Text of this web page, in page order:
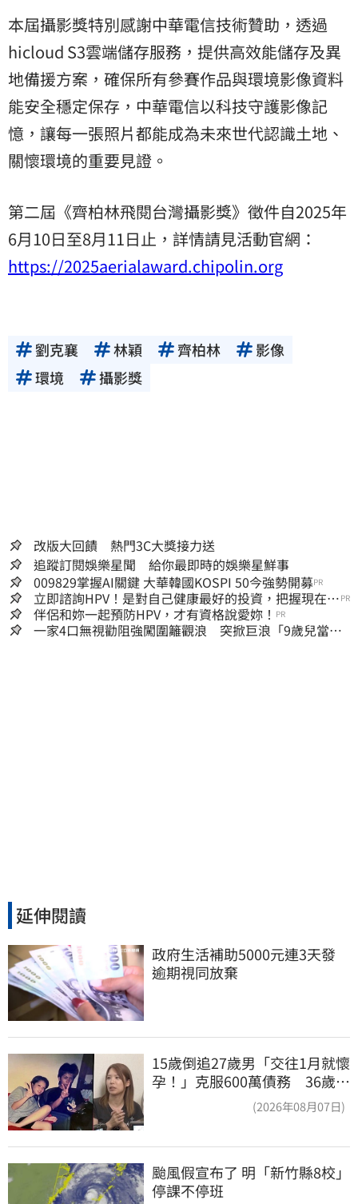
本屆攝影獎特別感謝中華電信技術贊助，透過
hicloud S3雲端儲存服務，提供高效能儲存及異
地備援方案，確保所有參賽作品與環境影像資料
能安全穩定保存，中華電信以科技守護影像記
憶，讓每一張照片都能成為未來世代認識土地、
關懷環境的重要見證。
第二屆《齊柏林飛閱台灣攝影獎》徵件自2025年
6月10日至8月11日止，詳情請見活動官網：
https://2025aerialaward.chipolin.org
劉克襄 林穎 齊柏林
影像
環境
攝影獎
改版大回饋 熱門3C大獎接力送
追蹤訂閱娛樂星聞 給你最即時的娛樂星鮮事
009829掌握AI關鍵 大華韓國KOSPI 50今強勢開募PR
立即諮詢HPV！是對自己健康最好的投資，把握現在不
嫌晚！
PR
伴侶和妳一起預防HPV，才有資格說愛妳！ PR
一家4口無視勸阻強闖圍籬觀浪 突掀巨浪「9歲兒當場
延伸閱讀
政府生活補助5000元連3天發
逾期視同放棄
15歲倒追27歲男「交往1月就懷
孕！」克服600萬債務 36歲美
(2026年08月07日)
颱風假宣布了 明「新竹縣8校」
停課不停班